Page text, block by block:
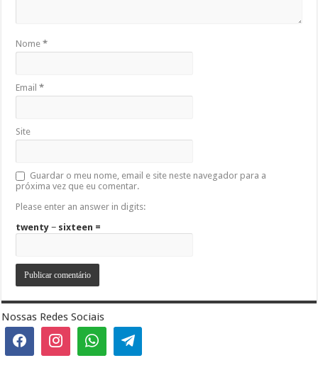
Nome*
Email*
Site
Guardar o meu nome, email e site neste navegador para a
próxima vez que eu comentar.
Please enter an answer in digits:
twenty − sixteen =
Nossas Redes Sociais